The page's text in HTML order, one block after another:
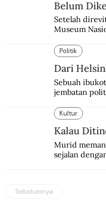
Belum
Setelah
Museum
Pameran
Politik
Dari
Sebuah
jembatan
Kultur
Kalau
Murid
sejalan
Sebelumnya